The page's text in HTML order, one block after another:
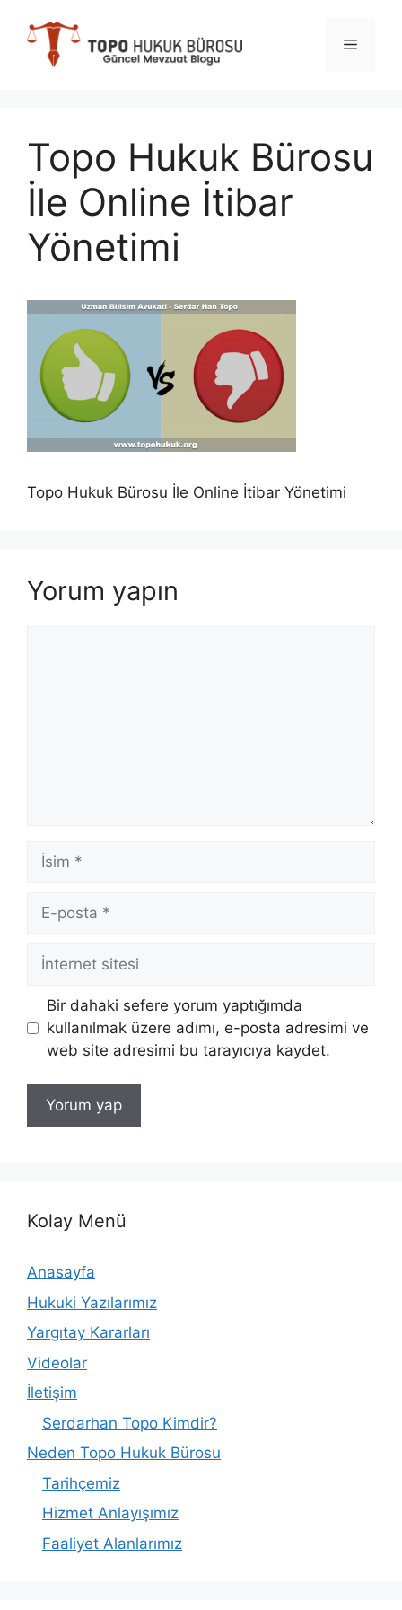
Menü
Topo Hukuk Bürosu
İle Online İtibar
Yönetimi
Topo Hukuk Bürosu İle Online İtibar Yönetimi
Yorum yapın
İsim
posta
İnternet
sitesi
Bir dahaki sefere yorum yaptığımda
kullanılmak üzere adımı, e-posta adresimi ve
web site adresimi bu tarayıcıya kaydet.
Kolay Menü
Anasayfa
Hukuki Yazılarımız
Yargıtay Kararları
Videolar
İletişim
Serdarhan Topo Kimdir?
Neden Topo Hukuk Bürosu
Tarihçemiz
Hizmet Anlayışımız
Faaliyet Alanlarımız